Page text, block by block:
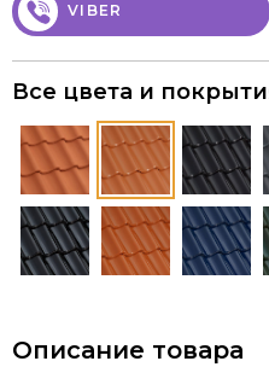
VIBER
Все цвета и
Описание товара